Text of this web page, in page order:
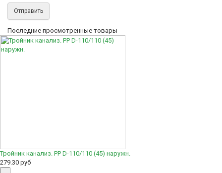
Отправить
Последние просмотренные товары
Тройник канализ. РР D-110/110 (45) наружн.
279.30 руб